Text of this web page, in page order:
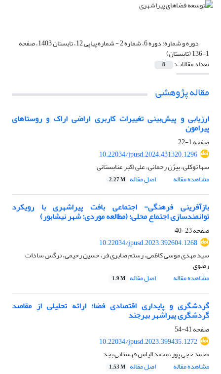
دوره و شماره: دوره 6، شماره 2 - شماره پیاپی 12، تابستان 1403، صفحه
1-136 (تابستان)
تعداد مقالات: 8
مقاله پژوهشی
ارزیابی و پیش‌بینی تغییرات کاربری اراضی اراک و روستاهای
پیرامون
صفحه1-22
10.22034/jpusd.2024.431320.1296
سها توکلی، بیژن رحمانی، علی اکبر عنابستانی
مشاهده مقاله
اصل مقاله 2.27 M
بازآفرینی فرهنگی- اجتماعی بافت پیراشهری با رویکرد
توانمندسازی اجتماع محلی؛ (مطالعه موردی: شهر نیشابور)
صفحه23-40
10.22034/jpusd.2023.392604.1268
سید مهدی موسی کاظمی، رستم صابری فر، حسین رحیمی، نرگس سادات
رضوی
مشاهده مقاله
اصل مقاله 1.9 M
گردشگری و پایداری اقتصادی فضا؛ ارائه تحلیلی از مقاصد
گردشگری پیراشهر بیرجند
صفحه41-54
10.22034/jpusd.2023.399435.1272
محمد حجی پور، محمد الیاس قهستانی بجد
مشاهده مقاله
اصل مقاله 1.53 M